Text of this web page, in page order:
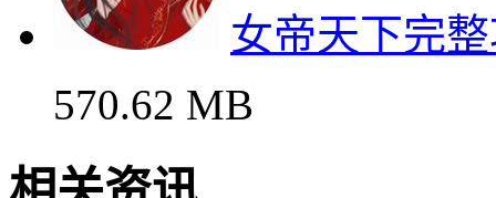
女帝天下完
570.62 MB